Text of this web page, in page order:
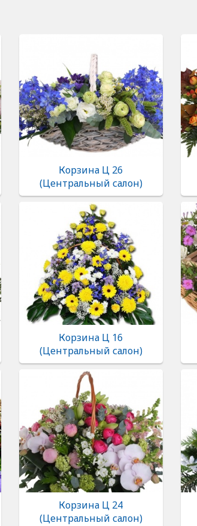
Корзина Ц 26
(Центральный салон)
Корзина Ц 16
(Центральный салон)
Корзина Ц 24
(Центральный салон)